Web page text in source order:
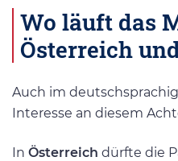
Wo läuft das
Österreich
Auch im
Interesse an diesem
In Österreich dürfte die